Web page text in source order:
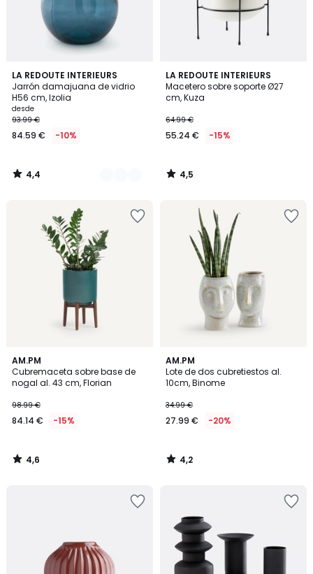
LA REDOUTE INTERIEURS
Jarrón damajuana de vidrio
H56 cm, Izolia
desde
93.99 €
84.59 € -10%
4,4
/ 5
4
Colores
4,4
/
LA REDOUTE INTERIEURS
Macetero sobre soporte Ø27
cm, Kuza
64.99 €
55.24 € -15%
4,5
/ 5
4,5
/
AM.PM
Cubremaceta sobre base de
nogal al. 43 cm, Florian
98.99 €
84.14 € -15%
4,6
/ 5
4,6
/
AM.PM
Lote de dos cubretiestos al.
10cm, Binome
34.99 €
27.99 € -20%
4,2
/ 5
4,2
/